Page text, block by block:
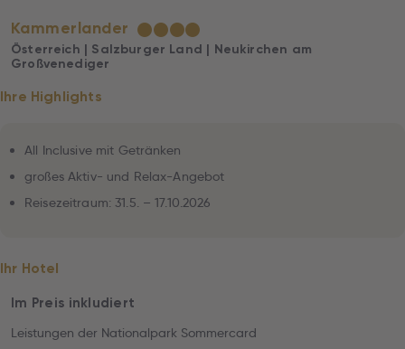
Kammerlander ★★★★
Österreich | Salzburger Land | Neukirchen am
Großvenediger
Ihre Highlights
All Inclusive mit Getränken
großes Aktiv- und Relax-Angebot
Reisezeitraum: 31.5. – 17.10.2026
Ihr Hotel
Im Preis inkludiert
Leistungen der Nationalpark Sommercard